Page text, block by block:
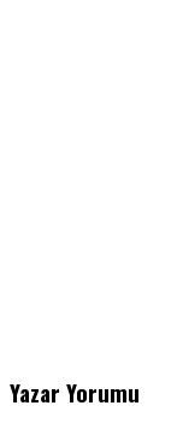
Yazar Yorumu